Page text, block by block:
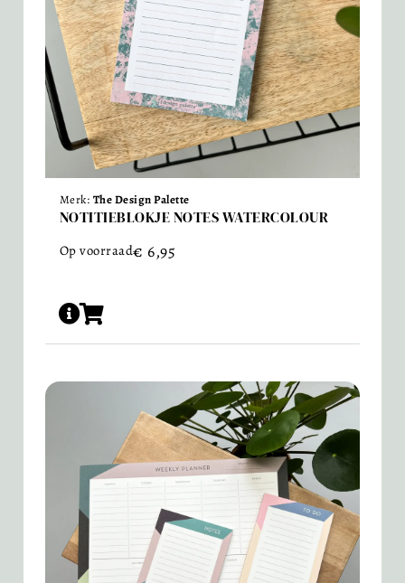
Merk: The Design Palette
NOTITIEBLOKJE NOTES WATERCOLOUR
Op voorraad€ 6,95